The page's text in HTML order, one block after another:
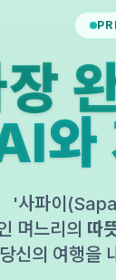
와
'사파이
며느리의 따
당신의 여행을